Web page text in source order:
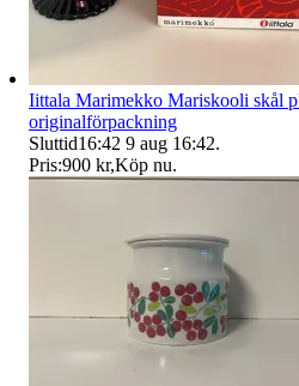
Iittala Marimekko Mariskooli skål
originalförpackning
Sluttid16:42 9 aug 16:42.
Pris:900 kr,Köp nu.